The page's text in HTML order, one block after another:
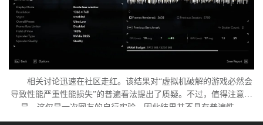
相关讨论迅速在社区走红。该结果对“虚拟机破解的游戏必然会
导致性能严重性能损失”的普遍看法提出了质疑。不过，值得注意的
是，这仅是一次网友的自行实验，因此结果并不具有普遍性。